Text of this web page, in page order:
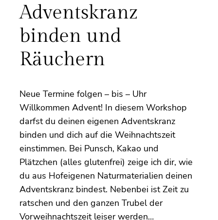
Adventskranz
binden und
Räuchern
Neue Termine folgen – bis – Uhr
Willkommen Advent! In diesem Workshop
darfst du deinen eigenen Adventskranz
binden und dich auf die Weihnachtszeit
einstimmen. Bei Punsch, Kakao und
Plätzchen (alles glutenfrei) zeige ich dir, wie
du aus Hofeigenen Naturmaterialien deinen
Adventskranz bindest. Nebenbei ist Zeit zu
ratschen und den ganzen Trubel der
Vorweihnachtszeit leiser werden…